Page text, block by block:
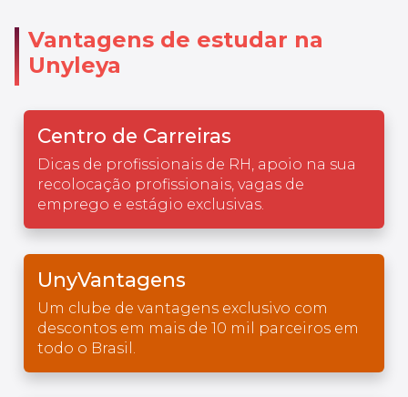
Vantagens de estudar na
Unyleya
Centro de Carreiras
Dicas de profissionais de RH, apoio na sua
recolocação profissionais, vagas de
emprego e estágio exclusivas.
UnyVantagens
Um clube de vantagens exclusivo com
descontos em mais de 10 mil parceiros em
todo o Brasil.